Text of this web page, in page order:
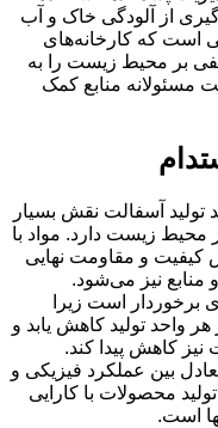
از آلودگی خاک و آب
است که کارخانه‌های
بر محیط زیست را به
مسئولانه منابع کمک
تولید آسفالت نقش بسیار
محیط زیست دارد. مواد با
کیفیت و مقاومت نهایی
نیز می‌شود.
برخوردار است زیرا
واحد تولید کاهش یابد و
کاهش پیدا کند.
تعادل بین عملکرد فیزیکی و
محصولات با کارایی
است.